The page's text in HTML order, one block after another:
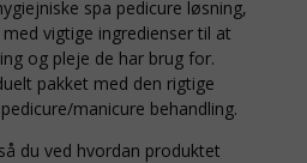
spa pedicure løsning,
vigtige ingredienser til at
og pleje de har brug for.
pakket med den rigtige
manicure behandling.
du ved hvordan produktet